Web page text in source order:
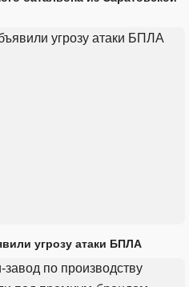
угрозу атаки БПЛА